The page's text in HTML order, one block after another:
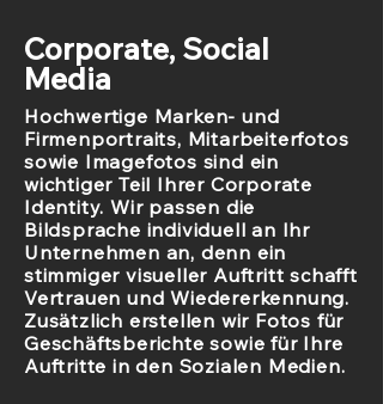
Corporate, Social
Media
Hochwertige Marken- und
Firmenportraits, Mitarbeiterfotos
sowie Imagefotos sind ein
wichtiger Teil Ihrer Corporate
Identity. Wir passen die
Bildsprache individuell an Ihr
Unternehmen an, denn ein
stimmiger visueller Auftritt schafft
Vertrauen und Wiedererkennung.
Zusätzlich erstellen wir Fotos für
Geschäftsberichte sowie für Ihre
Auftritte in den Sozialen Medien.